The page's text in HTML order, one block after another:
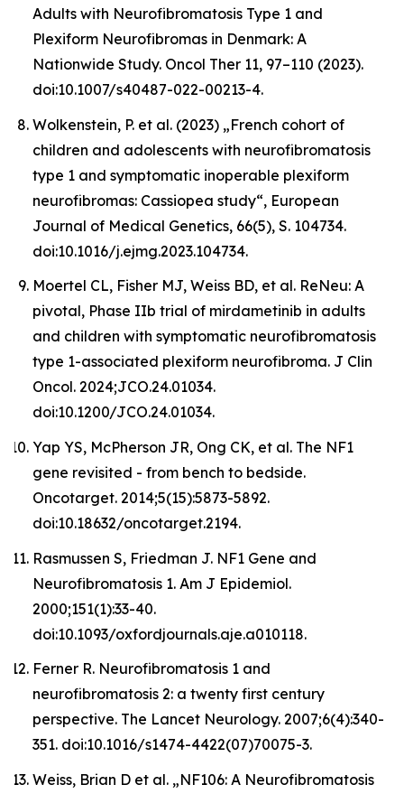
Adults with Neurofibromatosis Type 1 and
Plexiform Neurofibromas in Denmark: A
Nationwide Study. Oncol Ther 11, 97–110 (2023).
doi:10.1007/s40487-022-00213-4.
Wolkenstein, P. et al. (2023) „French cohort of
children and adolescents with neurofibromatosis
type 1 and symptomatic inoperable plexiform
neurofibromas: Cassiopea study“, European
Journal of Medical Genetics, 66(5), S. 104734.
doi:10.1016/j.ejmg.2023.104734.
Moertel CL, Fisher MJ, Weiss BD, et al. ReNeu: A
pivotal, Phase IIb trial of mirdametinib in adults
and children with symptomatic neurofibromatosis
type 1-associated plexiform neurofibroma. J Clin
Oncol. 2024;JCO.24.01034.
doi:10.1200/JCO.24.01034.
Yap YS, McPherson JR, Ong CK, et al. The NF1
gene revisited - from bench to bedside.
Oncotarget. 2014;5(15):5873-5892.
doi:10.18632/oncotarget.2194.
Rasmussen S, Friedman J. NF1 Gene and
Neurofibromatosis 1. Am J Epidemiol.
2000;151(1):33-40.
doi:10.1093/oxfordjournals.aje.a010118.
Ferner R. Neurofibromatosis 1 and
neurofibromatosis 2: a twenty first century
perspective. The Lancet Neurology. 2007;6(4):340-
351. doi:10.1016/s1474-4422(07)70075-3.
Weiss, Brian D et al. „NF106: A Neurofibromatosis